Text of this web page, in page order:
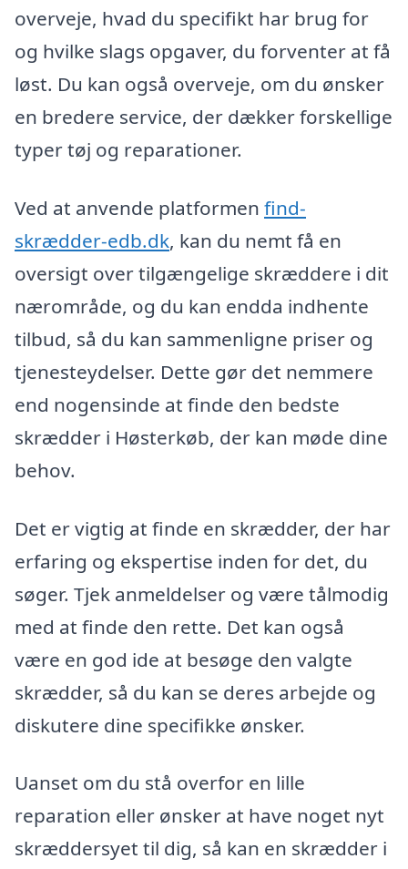
overveje, hvad du specifikt har brug for
og hvilke slags opgaver, du forventer at få
løst. Du kan også overveje, om du ønsker
en bredere service, der dækker forskellige
typer tøj og reparationer.
Ved at anvende platformen find-
skrædder-edb.dk, kan du nemt få en
oversigt over tilgængelige skræddere i dit
nærområde, og du kan endda indhente
tilbud, så du kan sammenligne priser og
tjenesteydelser. Dette gør det nemmere
end nogensinde at finde den bedste
skrædder i Høsterkøb, der kan møde dine
behov.
Det er vigtig at finde en skrædder, der har
erfaring og ekspertise inden for det, du
søger. Tjek anmeldelser og være tålmodig
med at finde den rette. Det kan også
være en god ide at besøge den valgte
skrædder, så du kan se deres arbejde og
diskutere dine specifikke ønsker.
Uanset om du stå overfor en lille
reparation eller ønsker at have noget nyt
skræddersyet til dig, så kan en skrædder i